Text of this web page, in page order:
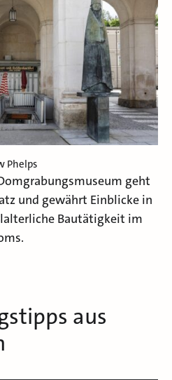
Phelps
geht
und gewährt Einblicke in
Bautätigkeit im
aus